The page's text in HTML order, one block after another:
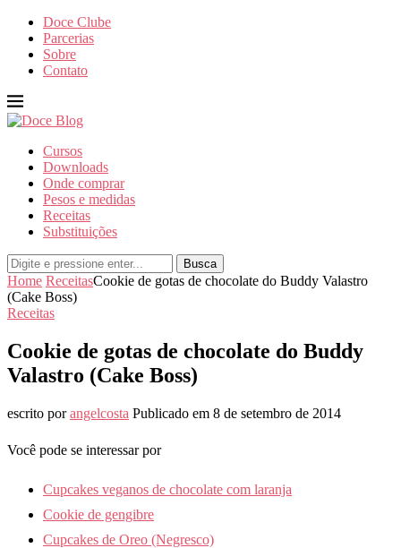
Doce Clube
Parcerias
Sobre
Contato
Cursos
Downloads
Onde comprar
Pesos e medidas
Receitas
Substituições
Busca
Home ReceitasCookie de gotas de chocolate do Buddy Valastro
(Cake Boss)
Receitas
Cookie de gotas de chocolate do Buddy
Valastro (Cake Boss)
escrito porangelcosta Publicado em 8 de setembro de 2014
Você pode se interessar por
Cupcakes veganos de chocolate com laranja
Cookie de gengibre
Cupcakes de Oreo (Negresco)